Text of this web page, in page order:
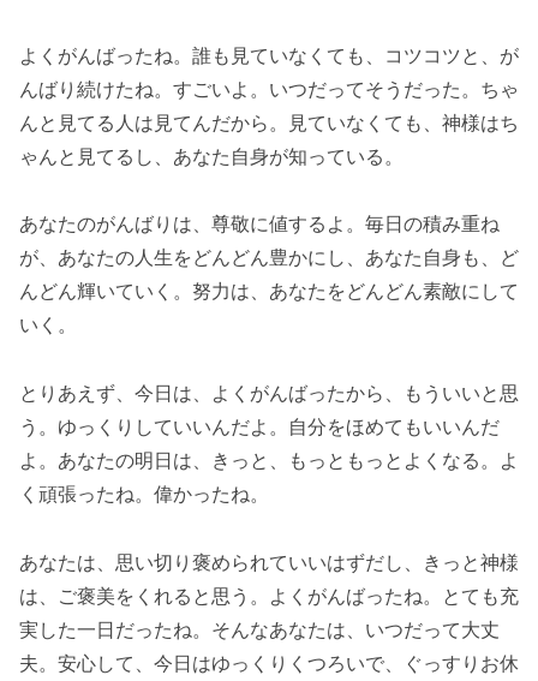
よくがんばったね。誰も見ていなくても、コツコツと、が
んばり続けたね。すごいよ。いつだってそうだった。ちゃ
んと見てる人は見てんだから。見ていなくても、神様はち
ゃんと見てるし、あなた自身が知っている。
あなたのがんばりは、尊敬に値するよ。毎日の積み重ね
が、あなたの人生をどんどん豊かにし、あなた自身も、ど
んどん輝いていく。努力は、あなたをどんどん素敵にして
いく。
とりあえず、今日は、よくがんばったから、もういいと思
う。ゆっくりしていいんだよ。自分をほめてもいいんだ
よ。あなたの明日は、きっと、もっともっとよくなる。よ
く頑張ったね。偉かったね。
あなたは、思い切り褒められていいはずだし、きっと神様
は、ご褒美をくれると思う。よくがんばったね。とても充
実した一日だったね。そんなあなたは、いつだって大丈
夫。安心して、今日はゆっくりくつろいで、ぐっすりお休